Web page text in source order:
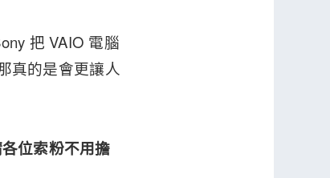
把 VAIO 電腦
真的是會更讓人
位索粉不用擔